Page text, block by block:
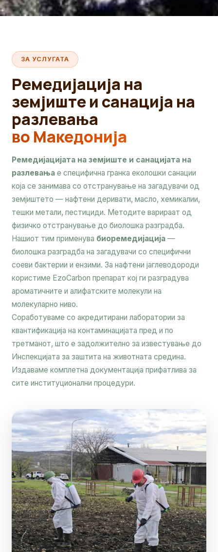
ЗА УСЛУГАТА
Ремедијација на
земјиште и санација на
разлевања
во Македонија
Ремедијацијата на земјиште и санацијата на
разлевања е специфична гранка еколошки санации
која се занимава со отстранување на загадувачи од
земјиштето — нафтени деривати, масло, хемикалии,
тешки метали, пестициди. Методите варираат од
физичко отстранување до биолошка разградба.
Нашиот тим применува биоремедијација —
биолошка разградба на загадувачи со специфични
соеви бактерии и ензими. За нафтени јаглеводороди
користиме EzoCarbon препарат кој ги разградува
ароматичните и алифатските молекули на
молекуларно ниво.
Соработуваме со акредитирани лаборатории за
квантификација на контаминацијата пред и по
третманот, што е задолжително за известување до
Инспекцијата за заштита на животната средина.
Издаваме комплетна документација прифатлива за
сите институционални процедури.